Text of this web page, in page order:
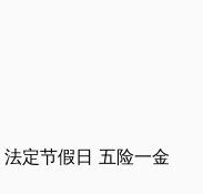
法定节假日 五险一金